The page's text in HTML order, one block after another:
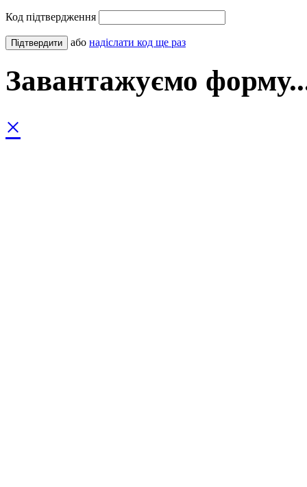
Код підтвердження
або надіслати код ще раз
Завантажуємо
×